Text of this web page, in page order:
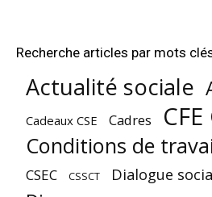
Recherche articles par mots
Actualité sociale
Cadeaux CSE Cadres
Conditions de
CSEC CSSCT Dialogue